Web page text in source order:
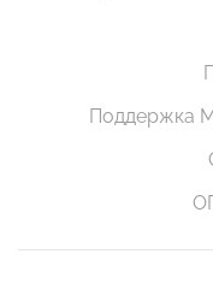
Поддержка